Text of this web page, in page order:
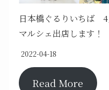
日本橋ぐるりいちば
マルシェ出店します！
2022-04-18
Read More